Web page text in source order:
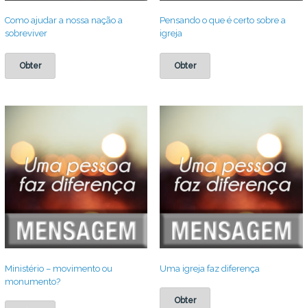
Como ajudar a nossa nação a
sobreviver
Obter
Pensando o que é certo sobre a
igreja
Obter
Ministério – movimento ou
monumento?
Uma igreja faz diferença
Obter